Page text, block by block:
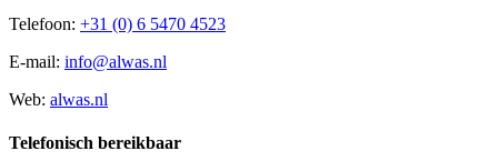
Telefoon: +31 (0) 6 5470 4523
E-mail: info@alwas.nl
Web: alwas.nl
Telefonisch bereikbaar